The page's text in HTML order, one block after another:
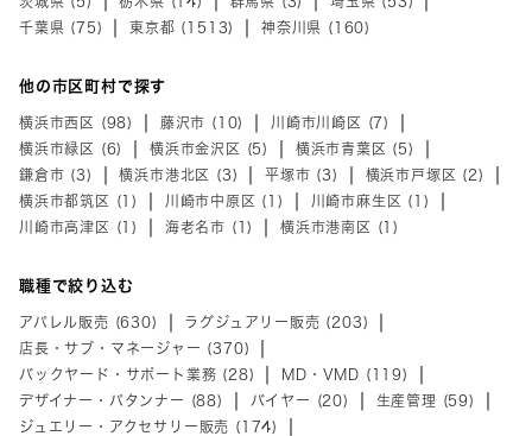
千葉県 (75)
東京都 (1513) 神奈川県 (160)
他の市区町村で探す
横浜市西区 (98) 藤沢市 (10)
川崎市川崎区 (7)
横浜市緑区 (6)
横浜市金沢区 (5)
横浜市青葉区 (5)
鎌倉市 (3)
横浜市港北区 (3) 平塚市 (3)
横浜市戸塚区 (2)
横浜市都筑区 (1)
川崎市中原区 (1)
川崎市麻生区 (1)
川崎市高津区 (1)
海老名市 (1) 横浜市港南区 (1)
職種で絞り込む
アパレル販売 (630)
ラグジュアリー販売 (203)
店長・サブ・マネージャー (370)
バックヤード・サポート業務 (28)
MD・VMD (119)
デザイナー・パタンナー (88)
バイヤー (20)
生産管理 (59)
ジュエリー・アクセサリー販売 (174)